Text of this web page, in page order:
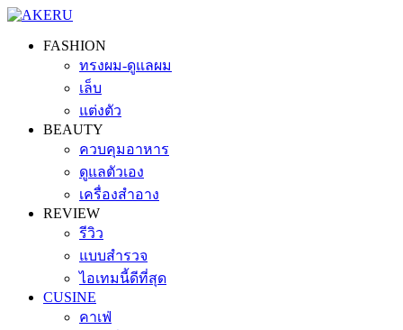
FASHION
ทรงผม-ดูแลผม
เล็บ
แต่งตัว
BEAUTY
ควบคุมอาหาร
ดูแลตัวเอง
เครื่องสำอาง
REVIEW
รีวิว
แบบสำรวจ
ไอเทมนี้ดีที่สุด
CUSINE
คาเฟ่